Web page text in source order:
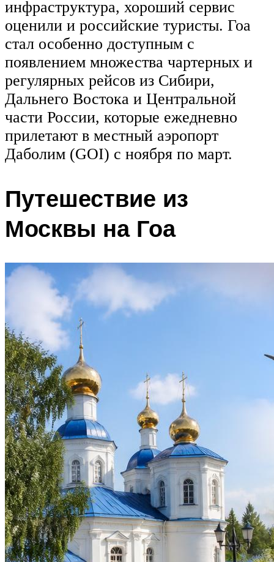
инфраструктура, хороший сервис
оценили и российские туристы. Гоа
стал особенно доступным с
появлением множества чартерных и
регулярных рейсов из Сибири,
Дальнего Востока и Центральной
части России, которые ежедневно
прилетают в местный аэропорт
Даболим (GOI) с ноября по март.
Путешествие из
Москвы на Гоа